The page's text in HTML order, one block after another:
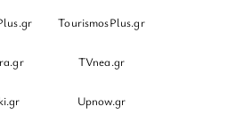
TourismosPlus.gr
TVnea.gr
Upnow.gr